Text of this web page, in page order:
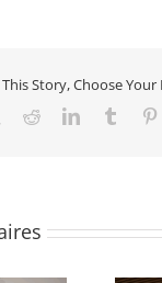
Story, Choose
RedditLinkedInTumblr